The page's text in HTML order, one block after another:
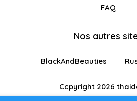
FAQ
Nos autres
BlackAndBeauties
Copyright 2026